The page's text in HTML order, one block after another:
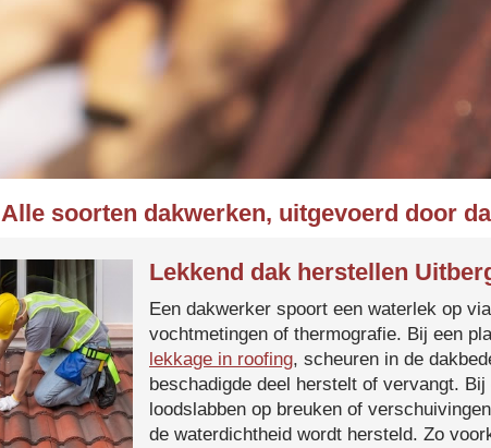
Alle soorten dakwerken, uitgevoerd door
Lekkend dak herstellen
Een dakwerker spoort een waterlek op
vochtmetingen of thermografie. Bij een
lekkage in roofing, scheuren in de
beschadigde deel herstelt of vervangt.
loodslabben op breuken of
de waterdichtheid wordt hersteld. Zo